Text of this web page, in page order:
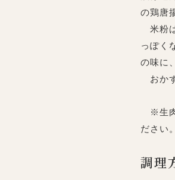
の鶏唐
米粉
っぽく
の味に
おか
※生肉
ださい
調理